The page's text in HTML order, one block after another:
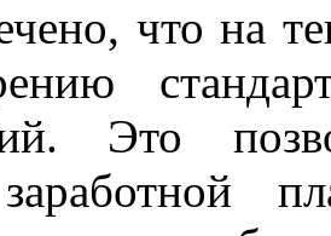
что на
Это